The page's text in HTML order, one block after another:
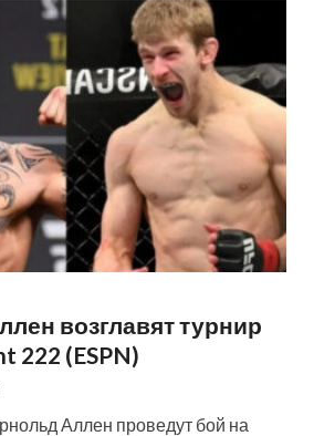
возглавят турнир
222 (ESPN)
Аллен проведут бой на